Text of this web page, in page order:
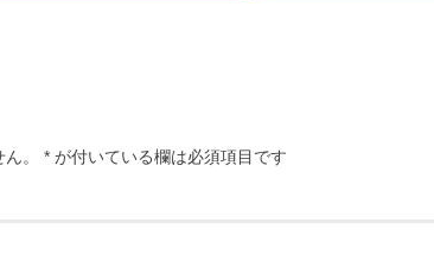
。 * が付いている欄は必須項目です